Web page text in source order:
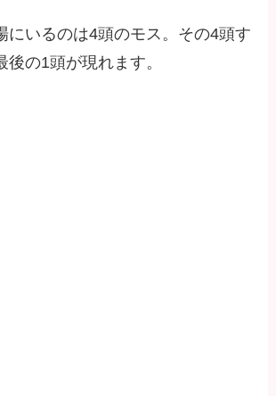
にいるのは4頭のモス。その4頭す
後の1頭が現れます。